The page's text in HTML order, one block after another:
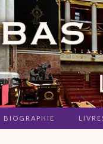
BIOGRAPHIE